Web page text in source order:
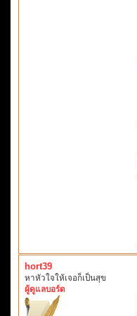
hort39
หาหัวใจให้เจอก็เป็นสุข
ผู้ดูแลบอร์ด